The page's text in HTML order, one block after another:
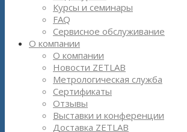
Курсы и семинары
FAQ
Сервисное обслуживание
О компании
О компании
Новости ZETLAB
Метрологическая служба
Сертификаты
Отзывы
Выставки и конференции
Доставка ZETLAB